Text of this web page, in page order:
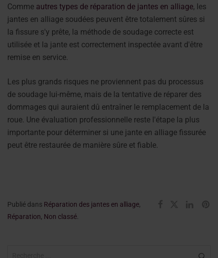
Comme autres types de réparation de jantes en alliage, les
jantes en alliage soudées peuvent être totalement sûres si
la fissure s'y prête, la méthode de soudage correcte est
utilisée et la jante est correctement inspectée avant d'être
remise en service.
Les plus grands risques ne proviennent pas du processus
de soudage lui-même, mais de la tentative de réparer des
dommages qui auraient dû entraîner le remplacement de la
roue. Une évaluation professionnelle reste l'étape la plus
importante pour déterminer si une jante en alliage fissurée
peut être restaurée de manière sûre et fiable.
Publié dans Réparation des jantes en alliage,
Réparation, Non classé